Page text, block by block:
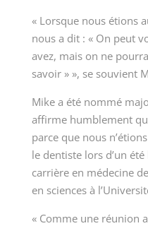
« Lorsque nous étions
nous a dit : « On peut
avez, mais on ne
savoir » », se souvient
Mike a été nommé
affirme humblement
parce que nous
le dentiste lors d’un
carrière en médecine
en sciences à
« Comme une réunion